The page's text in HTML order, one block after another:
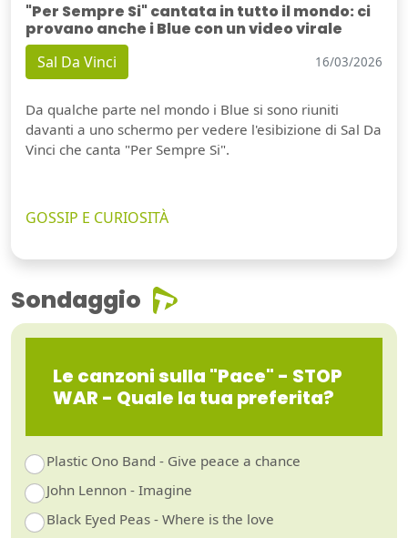
"Per Sempre Si" cantata in tutto il mondo: ci
provano anche i Blue con un video virale
Sal Da Vinci 16/03/2026
Da qualche parte nel mondo i Blue si sono riuniti
davanti a uno schermo per vedere l'esibizione di Sal Da
Vinci che canta "Per Sempre Si".
GOSSIP E CURIOSITÀ
Sondaggio
Le canzoni sulla "Pace" - STOP
WAR - Quale la tua preferita?
Plastic Ono Band - Give peace a chance
John Lennon - Imagine
Black Eyed Peas - Where is the love